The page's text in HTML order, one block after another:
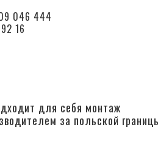
046 444
16
для себя монтаж
за польской